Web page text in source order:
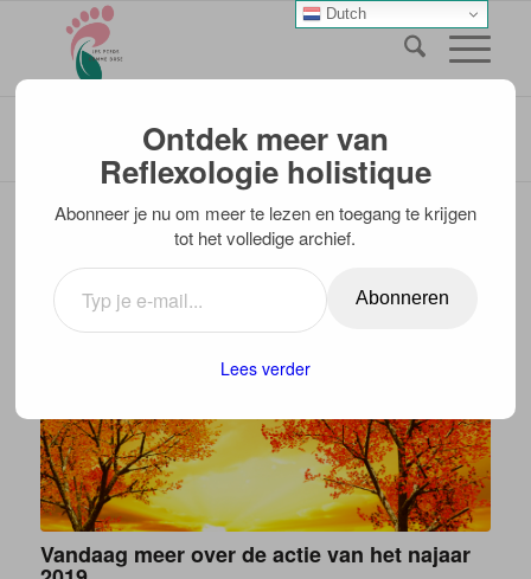
Blog - laatste nieuws
U bevindt zich hier: Home / Blogberichten van Elma / Najaarsactie 2019
NAJAARSACTIE 2019
BLOGBERICHTEN VAN ELMA
Vandaag meer over de actie van het najaar
Dutch
Ontdek meer van
Reflexologie holistique
Abonneer je nu om meer te lezen en toegang te krijgen
tot het volledige archief.
Abonneren
Lees verder